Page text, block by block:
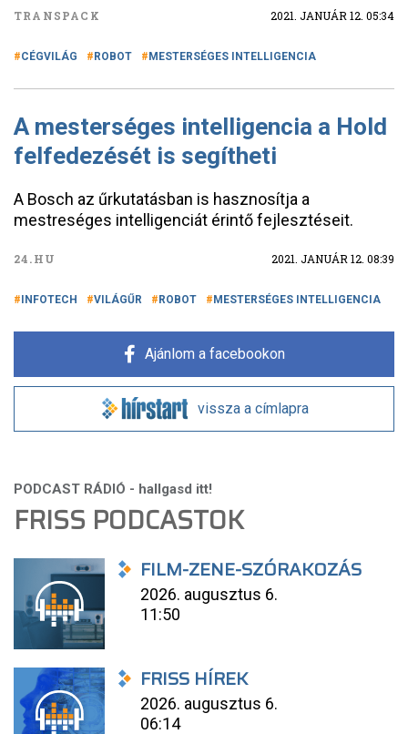
TRANSPACK 2021. JANUÁR 12. 05:34
CÉGVILÁG ROBOT MESTERSÉGES INTELLIGENCIA
A mesterséges intelligencia a Hold
felfedezését is segítheti
A Bosch az űrkutatásban is hasznosítja a
mestreséges intelligenciát érintő fejlesztéseit.
24.HU 2021. JANUÁR 12. 08:39
INFOTECH VILÁGŰR ROBOT MESTERSÉGES INTELLIGENCIA
Ajánlom a facebookon
vissza a címlapra
FRISS PODCASTOK
FILM-ZENE-SZÓRAKOZÁS
2026. augusztus 6.
11:50
FRISS HÍREK
2026. augusztus 6.
06:14